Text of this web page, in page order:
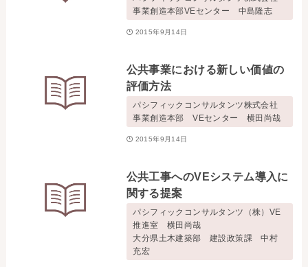
事業創造本部VEセンター 中島隆志
2015年9月14日
公共事業における新しい価値の
評価方法
パシフィックコンサルタンツ株式会社
事業創造本部 VEセンター 横田尚哉
2015年9月14日
公共工事へのVEシステム導入に
関する提案
パシフィックコンサルタンツ（株）VE
推進室 横田尚哉
大分県土木建築部 建設政策課 中村
充宏